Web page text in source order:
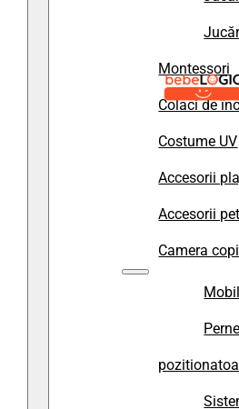
Montessori
Colaci de
Costume UV
Accesorii
Accesorii
Camera